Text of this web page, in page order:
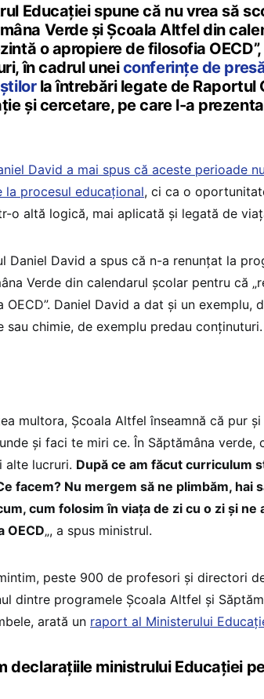
Educației spune că nu vrea să
Verde și Școala Altfel din
o apropiere de filosofia
în cadrul uneiconferințe de
la întrebări legate de Raportul
și cercetare, pe care l-a
David a mai spus că aceste perioade
la procesul educațional, ci ca o
o altă logică, mai aplicată și legată de
Daniel David a spus că n-a renunțat la
Verde din calendarul școlar pentru că
OECD”. Daniel David a dat și un exemplu,
sau chimie, de exemplu predau conținuturi.
multora, Școala Altfel înseamnă că pur
și faci te miri ce. În Săptămâna verde,
alte lucruri. După ce am făcut curriculum
facem? Nu mergem să ne plimbăm, hai
cum folosim în viața de zi cu o zi și ne
OECD„, a spus ministrul.
peste 900 de profesori și directori
dintre programele Școala Altfel și
arată un raport al Ministerului
declarațiile ministrului Educației